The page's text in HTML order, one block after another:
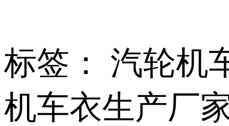
标签： 汽轮机
机车衣生产厂